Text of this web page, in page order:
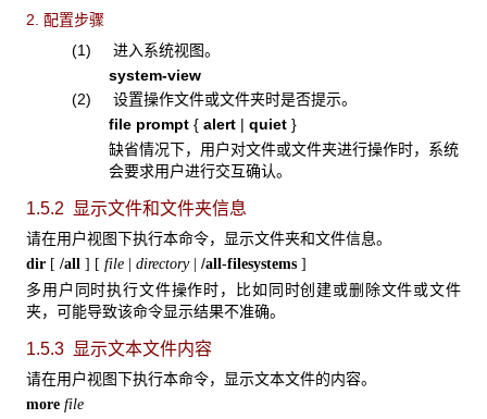
2. 配置步骤
(1) 进入系统视图。
system-view
(2) 设置操作文件或文件夹时是否提示。
file prompt { alert | quiet }
缺省情况下，用户对文件或文件夹进行操作时，系统
会要求用户进行交互确认。
1.5.2 显示文件和文件夹信息
请在用户视图下执行本命令，显示文件夹和文件信息。
dir [ /all ] [ file directory /all-filesystems ]
多用户同时执行文件操作时，比如同时创建或删除文件或文件
夹，可能导致该命令显示结果不准确。
1.5.3 显示文本文件内容
请在用户视图下执行本命令，显示文本文件的内容。
more file